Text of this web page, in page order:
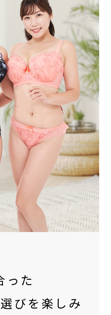
った
びを楽しみ